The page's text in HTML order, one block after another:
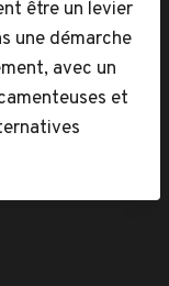
être un levier
une démarche
avec un
et